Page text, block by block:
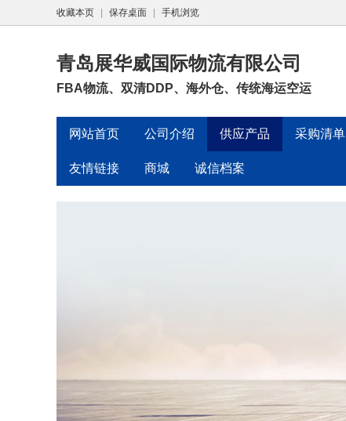
收藏本页 保存桌面 手机浏览
青岛展华威国际物流有限公司
FBA物流、双清DDP、海外仓、传统海运空运
网站首页 公司介绍 供应产品 采购清单
友情链接 商城 诚信档案